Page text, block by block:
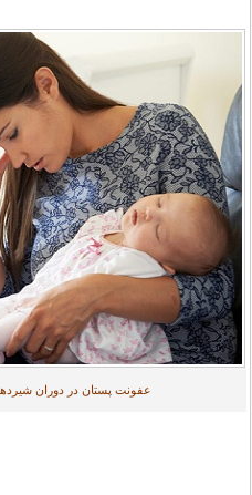
عفونت پستان در دوران